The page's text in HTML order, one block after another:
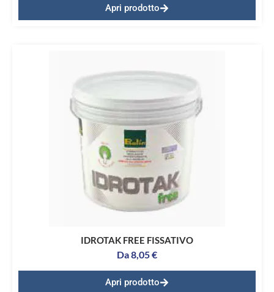
Apri prodotto
IDROTAK FREE FISSATIVO
Da8,05€
Apri prodotto